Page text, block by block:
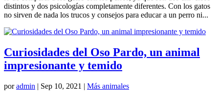
distintos y dos psicologías completamente diferentes. Con los gatos
no sirven de nada los trucos y consejos para educar a un perro ni...
Curiosidades del Oso Pardo, un animal
impresionante y temido
poradmin | Sep 10, 2021 | Más animales